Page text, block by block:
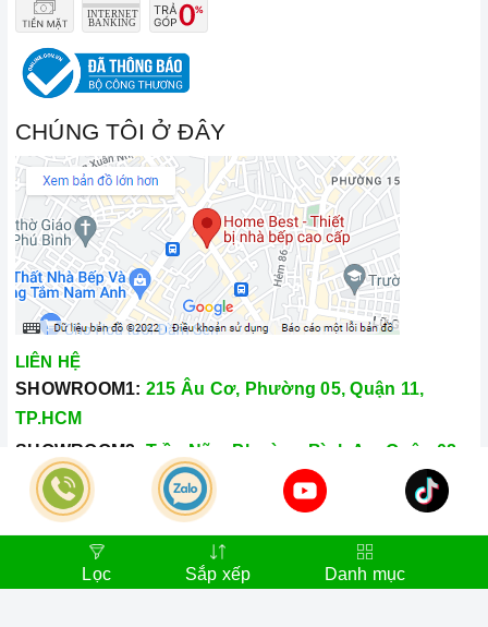
Lọc Sắp xếp Danh mục
CHÚNG TÔI Ở ĐÂY
LIÊN HỆ
SHOWROOM1: 215 Âu Cơ, Phường 05, Quận 11,
TP.HCM
SHOWROOM2:
Trần Não, Phường Bình An, Quận 02,
TP.HCM
Hotline: 028.66.79.8989
Khiếu nại: